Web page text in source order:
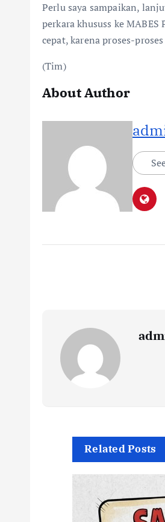
Perlu saya sampaikan,
perkara khususs ke
cepat, karena proses-
(Tim)
About Author
Related Posts